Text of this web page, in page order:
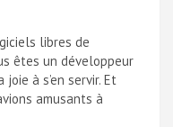
libres de
êtes un développeur
à s’en servir. Et
amusants à